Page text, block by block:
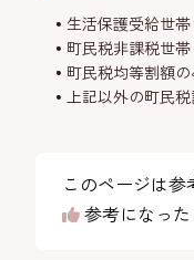
生活保護受給世帯
町民税非課税世帯
町民税均等割額
上記以外の町民
このページは参
参考になった